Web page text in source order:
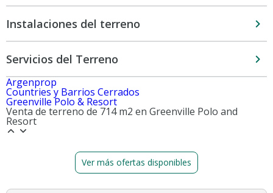
Instalaciones del terreno
Servicios del Terreno
Argenprop
Countries y Barrios Cerrados
Greenville Polo & Resort
Venta de terreno de 714 m2 en Greenville Polo and
Resort
Ver más ofertas disponibles